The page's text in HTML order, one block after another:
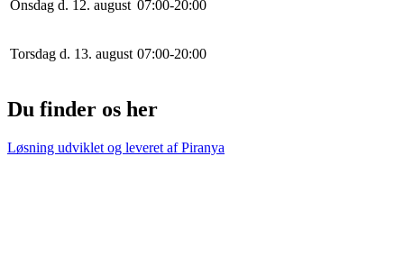
Onsdag d. 12. august 07:00-20:00
Torsdag d. 13. august 07:00-20:00
Du finder os her
Løsning udviklet og leveret afPiranya